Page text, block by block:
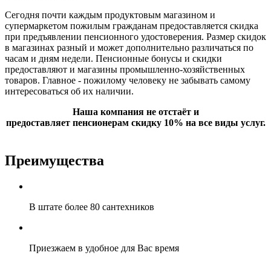
Сегодня почти каждым продуктовым магазином и
супермаркетом пожилым гражданам предоставляется скидка
при предъявлении пенсионного удостоверения. Размер скидок
в магазинах разный и может дополнительно различаться по
часам и дням недели. Пенсионные бонусы и скидки
предоставляют и магазины промышленно-хозяйственных
товаров. Главное - пожилому человеку не забывать самому
интересоваться об их наличии.
Наша компания не отстаёт и
предоставляет пенсионерам скидку 10% на все виды услуг.
Преимущества
В штате более 80 сантехников
Приезжаем в удобное для Вас время